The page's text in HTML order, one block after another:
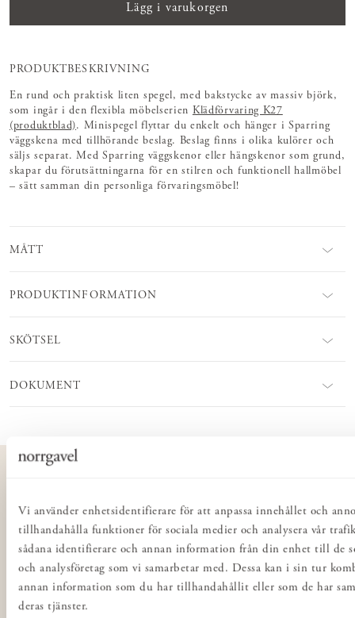
Vi använder enhetsidentifierare för att anpassa innehållet och
tillhandahålla funktioner för sociala medier och analysera vår
sådana identifierare och annan information från din enhet till de
och analysföretag som vi samarbetar med. Dessa kan i sin tur
annan information som du har tillhandahållit eller som de har
deras tjänster.
Lägg i varukorgen
PRODUKTBESKRIVNING
En rund och praktisk liten spegel, med bakstycke av massiv björk,
som ingår i den flexibla möbelserien Klädförvaring K27
(produktblad). Minispegel flyttar du enkelt och hänger i Sparring
väggskena med tillhörande beslag. Beslag finns i olika kulörer och
säljs separat. Med Sparring väggskenor eller hängskenor som grund,
skapar du förutsättningarna för en stilren och funktionell hallmöbel
– sätt samman din personliga förvaringsmöbel!
MÅTT
PRODUKTINFORMATION
SKÖTSEL
DOKUMENT
Köp- & leveransvillkor
Integritetspolicy
Butiker
Inredning för företag